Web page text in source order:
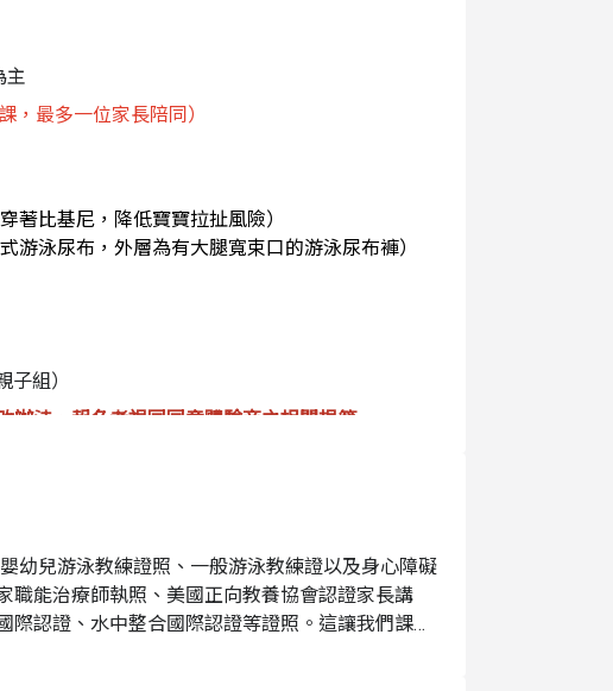
主
，最多一位家長陪同）
著比基尼，降低寶寶拉扯風險）
游泳尿布，外層為有大腿寬束口的游泳尿布褲）
子組）
辦法，報名者視同同意體驗商之相關規範
租借泳衣，請填寫參加者資料表，於現場付現
抵達場館準備，遲到則無法入水上課
泳尿布及外層游泳尿布褲（大腿有寬束口防漏設
兒游泳教練證照、一般游泳教練證以及身心障礙
職能治療師執照、美國正向教養協會認證家長講
認證、水中整合國際認證等證照。這讓我們課程